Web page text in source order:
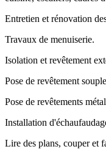
Entretien et rénovation
Travaux de menuiserie.
Isolation et revêtement
Pose de revêtement souple
Pose de revêtements
Installation
Lire des plans, couper et